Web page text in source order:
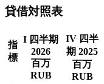
貸借対照表
指
標
I 四半期
2026
百万
RUB
IV 四半
期 2025
百万
RUB